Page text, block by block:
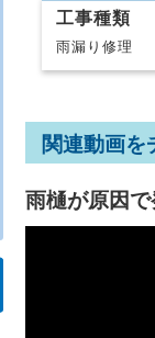
工事種類
雨漏り修理
関連動画を
雨樋が原因で